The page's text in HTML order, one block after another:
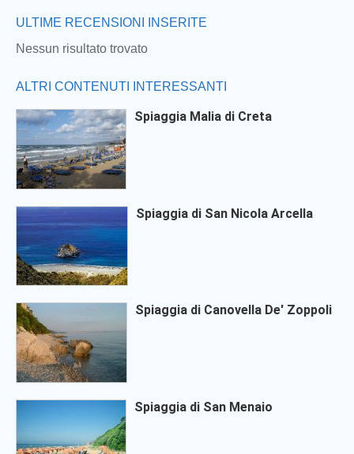
ULTIME RECENSIONI INSERITE
Nessun risultato trovato
ALTRI CONTENUTI INTERESSANTI
Spiaggia Malia di Creta
Spiaggia di San Nicola Arcella
Spiaggia di Canovella De' Zoppoli
Spiaggia di San Menaio